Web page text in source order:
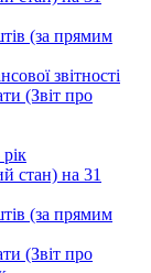
(за прямим
звітності
(Звіт про
стан) на 31
(за прямим
(Звіт про